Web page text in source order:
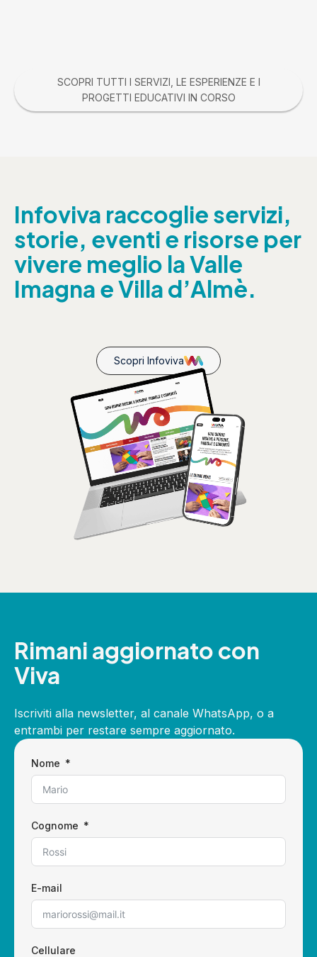
SCOPRI TUTTI I SERVIZI, LE ESPERIENZE E I
PROGETTI EDUCATIVI IN CORSO
Infoviva raccoglie servizi,
storie, eventi e risorse per
vivere meglio la Valle
Imagna e Villa d’Almè.
Scopri Infoviva
Rimani aggiornato con
Viva
Iscriviti alla newsletter, al canale WhatsApp, o a
entrambi per restare sempre aggiornato.
Nome
Cognome
E-mail
Cellulare